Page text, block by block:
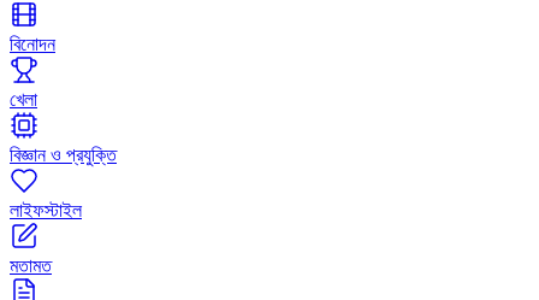
বিনোদন
খেলা
বিজ্ঞান ও প্রযুক্তি
লাইফস্টাইল
মতামত